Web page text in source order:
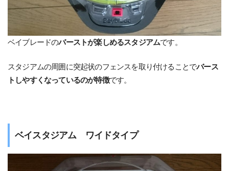
ベイブレードのバーストが楽しめるスタジアムです。
スタジアムの周囲に突起状のフェンスを取り付けることでバース
トしやすくなっているのが特徴です。
ベイスタジアム ワイドタイプ